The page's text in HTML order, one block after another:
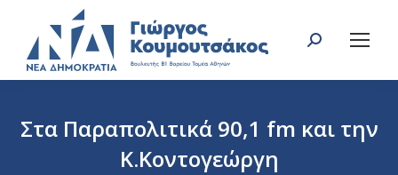
Search:
Στα Παραπολιτικά 90,1 fm και την
Κ.Κοντογεώργη